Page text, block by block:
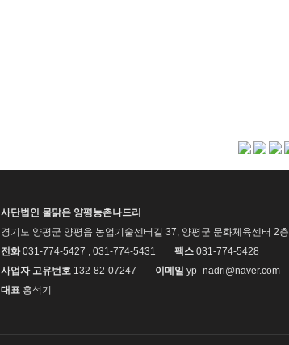
사단법인 물맑은 양평농촌나드리
경기도 양평군 양평읍 농업기술센터길 37, 양평군 문화체육센터 2층
전화031-774-5427 , 031-774-5431 팩스 031-774-5428
사업자 고유번호 132-82-07247 이메일 yp_nadri@naver.com
대표 홍석기